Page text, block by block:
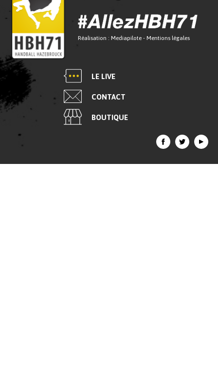
Réalisation : Mediapilote - Mentions légales
LE LIVE
CONTACT
BOUTIQUE